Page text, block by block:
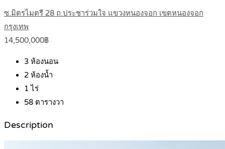
ซ.มิตรไมตรี 28 ถ.ประชาร่วมใจ แขวงหนองจอก เขตหนองจอก
กรุงเทพ
14,500,000฿
3 ห้องนอน
2 ห้องน้ำ
1 ไร่
58 ตารางวา
Description